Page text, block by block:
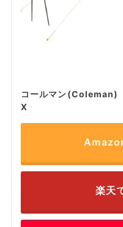
コールマン
X
楽天